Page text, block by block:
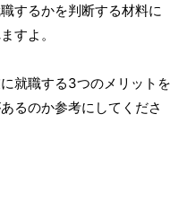
するかを判断する材料に
すよ。
就職する3つのメリットを
るのか参考にしてくださ